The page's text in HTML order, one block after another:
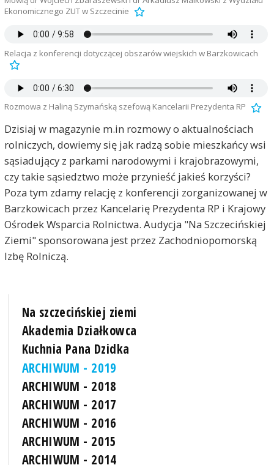
Ekonomicznego ZUT w Szczecinie
Relacja z konferencji dotyczącej obszarów wiejskich w Barzkowicach
Rozmowa z Haliną Szymańską szefową Kancelarii Prezydenta RP
Dzisiaj w magazynie m.in rozmowy o aktualnościach
rolniczych, dowiemy się jak radzą sobie mieszkańcy wsi
sąsiadujący z parkami narodowymi i krajobrazowymi,
czy takie sąsiedztwo może przynieść jakieś korzyści?
Poza tym zdamy relację z konferencji zorganizowanej w
Barzkowicach przez Kancelarię Prezydenta RP i Krajowy
Ośrodek Wsparcia Rolnictwa. Audycja "Na Szczecińskiej
Ziemi" sponsorowana jest przez Zachodniopomorską
Izbę Rolniczą.
Na szczecińskiej ziemi
Akademia Działkowca
Kuchnia Pana Dzidka
ARCHIWUM - 2019
ARCHIWUM - 2018
ARCHIWUM - 2017
ARCHIWUM - 2016
ARCHIWUM - 2015
ARCHIWUM - 2014